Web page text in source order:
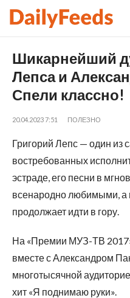
Шикарнейший
Лепса и
Спели классно!
20.04.2023 7:51 ПОЛЕЗНО
Григорий Лепс — один из
востребованных
эстраде, его песни в
всенародно любимыми, а
продолжает идти в гору.
На «Премии МУЗ-ТВ
вместе с Александром
многотысячной
хит «Я поднимаю руки».